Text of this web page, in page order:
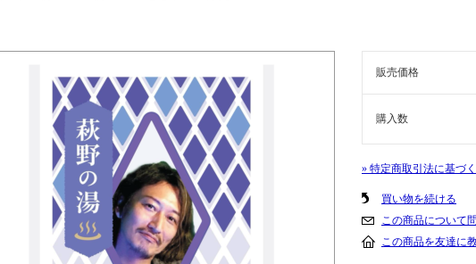
販売価格
購入数
» 特定商取引法に基づ
買い物を続ける
この商品について
この商品を友達に